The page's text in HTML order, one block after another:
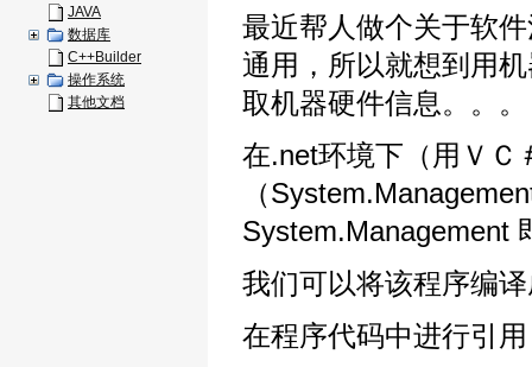
JAVA
数据库
C++Builder
操作系统
其他文档
最近帮人做个关于软
通用，所以就想到用
取机器硬件信息。。。
在.net环境下（用ＶＣ
（
System.Management
我们可以将该程序编
在程序代码中进行引